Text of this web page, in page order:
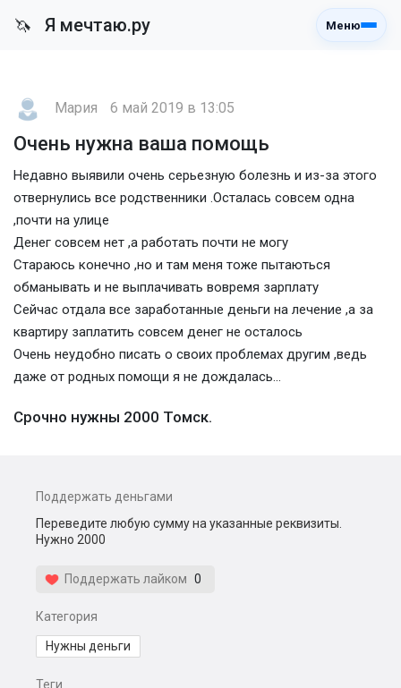
🦄 Я мечтаю.ру Меню
Мария 6 май 2019 в 13:05
Очень нужна ваша помощь
Недавно выявили очень серьезную болезнь и из-за этого
отвернулись все родственники .Осталась совсем одна
,почти на улице
Денег совсем нет ,а работать почти не могу
Стараюсь конечно ,но и там меня тоже пытаються
обманывать и не выплачивать вовремя зарплату
Сейчас отдала все заработанные деньги на лечение ,а за
квартиру заплатить совсем денег не осталось
Очень неудобно писать о своих проблемах другим ,ведь
даже от родных помощи я не дождалась...
Срочно нужны 2000 Томск.
Поддержать деньгами
Переведите любую сумму на указанные реквизиты.
Нужно 2000
Поддержать лайком 0
Категория
Нужны деньги
Теги